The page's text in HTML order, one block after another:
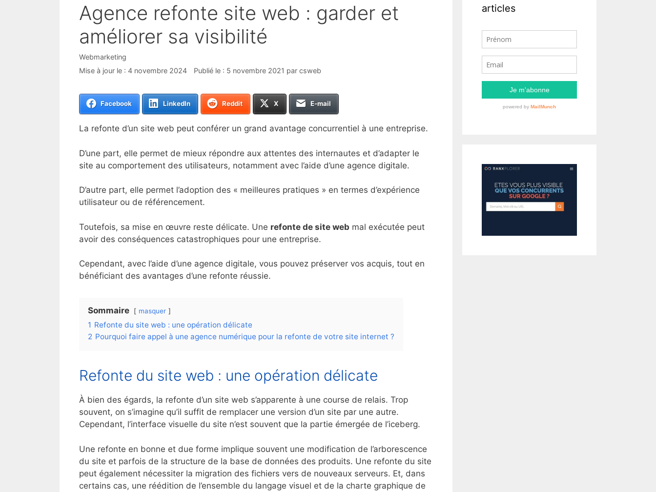
Agence refonte site web : garder et
améliorer sa visibilité
Catégories
Webmarketing
4 novembre 2024
5 novembre 2021 parcsweb
Facebook LinkedIn Reddit X E-mail
La refonte d’un site web peut conférer un grand avantage concurrentiel à une entreprise.
D’une part, elle permet de mieux répondre aux attentes des internautes et d’adapter le
site au comportement des utilisateurs, notamment avec l’aide d’une agence digitale.
D’autre part, elle permet l’adoption des « meilleures pratiques » en termes d’expérience
utilisateur ou de référencement.
Toutefois, sa mise en œuvre reste délicate. Une refonte de site web mal exécutée peut
avoir des conséquences catastrophiques pour une entreprise.
Cependant, avec l’aide d’une agence digitale, vous pouvez préserver vos acquis, tout en
bénéficiant des avantages d’une refonte réussie.
Sommaire masquer
1 Refonte du site web : une opération délicate
2 Pourquoi faire appel à une agence numérique pour la refonte de votre site internet ?
Refonte du site web : une opération délicate
À bien des égards, la refonte d’un site web s’apparente à une course de relais. Trop
souvent, on s’imagine qu’il suffit de remplacer une version d’un site par une autre.
Cependant, l’interface visuelle du site n’est souvent que la partie émergée de l’iceberg.
Une refonte en bonne et due forme implique souvent une modification de l’arborescence
du site et parfois de la structure de la base de données des produits. Une refonte du site
peut également nécessiter la migration des fichiers vers de nouveaux serveurs. Et, dans
certains cas, une réédition de l’ensemble du langage visuel et de la charte graphique de
articles